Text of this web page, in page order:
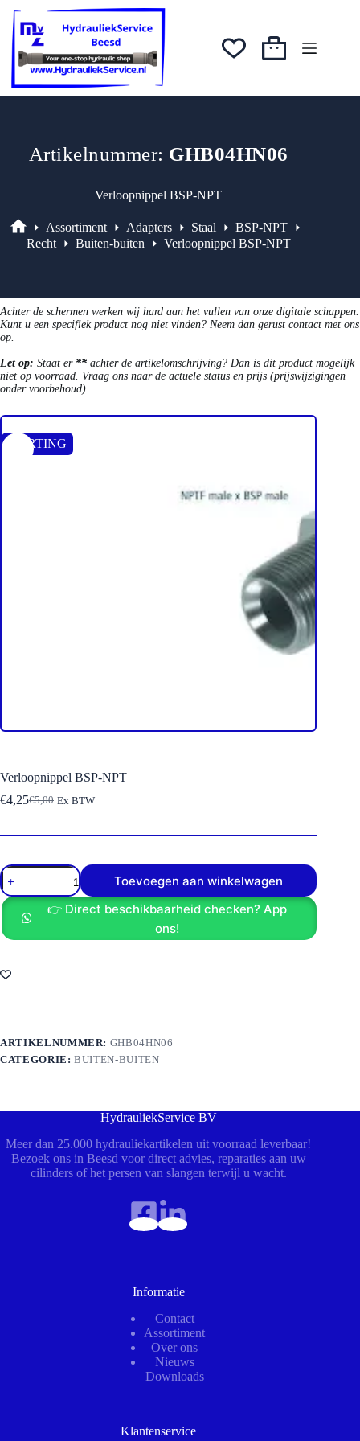
naar
inhoud
was:
€5,00.
€4,25.
Winkelwagen
Artikelnummer: GHB04HN06
Verloopnippel BSP-NPT
Assortiment
Assortiment Adapters Staal
BSP-NPT
Recht
Buiten-buiten Verloopnippel BSP-NPT
Achter de schermen werken wij hard aan het vullen van onze digitale schappen.
Kunt u een specifiek product nog niet vinden? Neem dan gerust contact met ons
op.
Let op: Staat er ** achter de artikelomschrijving? Dan is dit product mogelijk
niet op voorraad. Vraag ons naar de actuele status en prijs (prijswijzigingen
onder voorbehoud).
KORTING
Verloopnippel BSP-NPT
€5,00
Oorspronkelijke
was:
€4,25Huidige
is:
Ex BTW
Verloopnippel
BSP-
NPT
aantal
Toevoegen aan winkelwagen
👉 Direct beschikbaarheid checken? App
ons!
ARTIKELNUMMER: GHB04HN06
CATEGORIE:BUITEN-BUITEN
HydrauliekService BV
Meer dan 25.000 hydrauliekartikelen uit voorraad leverbaar!
Bezoek ons in Beesd voor direct advies, reparaties aan uw
cilinders of het persen van slangen terwijl u wacht.
Informatie
Contact
Assortiment
Over ons
Nieuws
Downloads
Klantenservice